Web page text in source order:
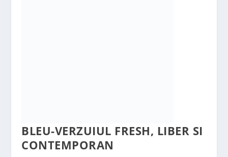
BLEU-VERZUIUL FRESH, LIBER SI
CONTEMPORAN